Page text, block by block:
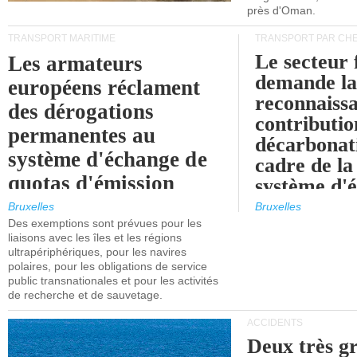
près d'Oman.
TRANSPORT MARITIME
Les armateurs
européens réclament
des dérogations
permanentes au
système d'échange de
quotas d'émission
maritimes de l'UE
après 2030.
Bruxelles
Des exemptions sont prévues pour les
liaisons avec les îles et les régions
ultrapériphériques, pour les navires
polaires, pour les obligations de service
public transnationales et pour les activités
de recherche et de sauvetage.
TRANSPORT PAR
Le
demande la
cadre de
système
quotas
Bruxelles
ACCIDENTS
Deux très